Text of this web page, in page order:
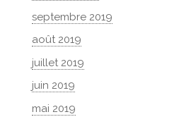
septembre 2019
août 2019
juillet 2019
juin 2019
mai 2019